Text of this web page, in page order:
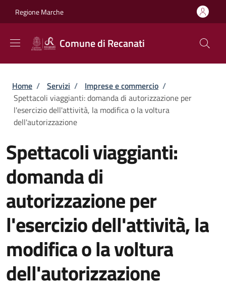
Regione Marche
Comune di Recanati
Briciole di pane
Home / Servizi / Imprese e commercio /
Spettacoli viaggianti: domanda di autorizzazione per
l'esercizio dell'attività, la modifica o la voltura
dell'autorizzazione
Spettacoli viaggianti:
domanda di
autorizzazione per
l'esercizio dell'attività, la
modifica o la voltura
dell'autorizzazione